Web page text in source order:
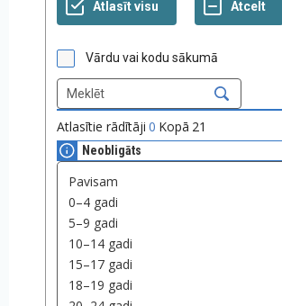
Vārdu vai kodu sākumā
Atlasītie rādītāji 0 Kopā 21
Neobligāts